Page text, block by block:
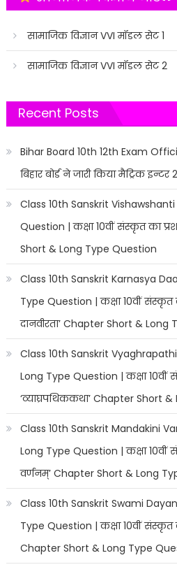
सामाजिक विज्ञान VVI मॉडल सेट 1
सामाजिक विज्ञान VVI मॉडल सेट 2
Recent Posts
Bihar Board 10th 12th Exam
बिहार बोर्ड ने जारी किया मैट्रिक
Class 10th Sanskrit
Question | कक्षा 10वीं संस्कृत का
Short & Long Type Question
Class 10th Sanskrit Karnasya
Type Question | कक्षा 10वीं संस्कृत
दानवीरता’ Chapter Short & Long
Class 10th Sanskrit
Long Type Question | कक्षा 10वीं
‘व्याघ्रपथिककथा’ Chapter Short
Class 10th Sanskrit Mandakini
Long Type Question | कक्षा 10वीं
वर्णनम्’ Chapter Short & Long
Class 10th Sanskrit Swami
Type Question | कक्षा 10वीं संस्कृत
Chapter Short & Long Type